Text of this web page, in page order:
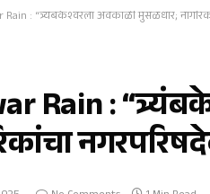
: “त्र्यंबकेश्वरला अवकाळी मुसळधार;
Rain :